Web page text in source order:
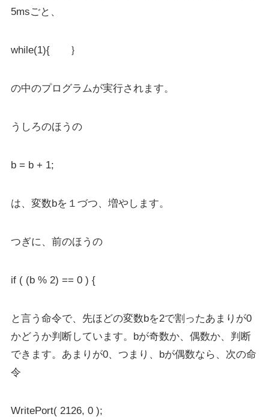
5msごと、
while(1){ ｝
の中のプログラムが実行されます。
うしろのほうの
b = b + 1;
は、変数bを１づつ、増やします。
つぎに、前のほうの
if ( (b % 2) == 0 ) {
と言う命令で、先ほどの変数bを2で割ったあまりが0
かどうか判断しています。bが奇数か、偶数か、判断
できます。あまりが0、つまり、bが偶数なら、次の命
令
WritePort( 2126, 0 );